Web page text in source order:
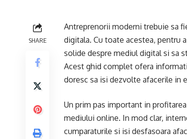
SHARE
Antreprenorii moderni trebuie sa
digitala. Cu toate acestea, pentru
solide despre mediul digital si sa
Acest ghid complet ofera
doresc sa isi dezvolte afacerile in
Un prim pas important in
mediului online. In mod clar,
cumparaturile si isi desfasoara